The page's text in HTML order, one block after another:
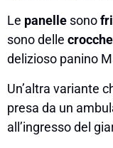
Le panelle sono
sono delle
delizioso panino
Un’altra variante
presa da un
all’ingresso del